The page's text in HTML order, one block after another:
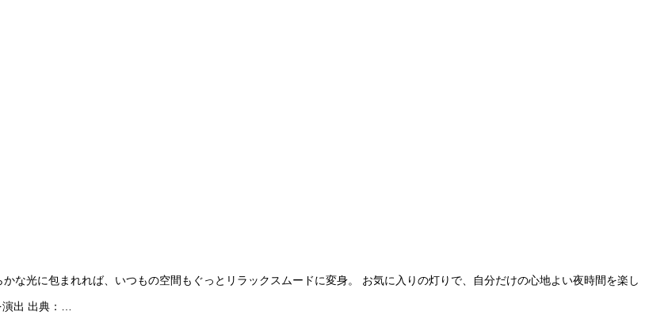
な光に包まれれば、いつもの空間もぐっとリラックスムードに変身。 お気に入りの灯りで、自分だけの心地よい夜時間を楽し
演出 出典：…